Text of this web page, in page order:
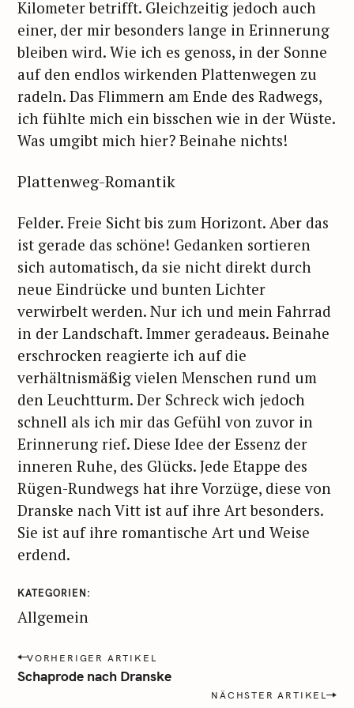
Kilometer betrifft. Gleichzeitig jedoch auch
einer, der mir besonders lange in Erinnerung
bleiben wird. Wie ich es genoss, in der Sonne
auf den endlos wirkenden Plattenwegen zu
radeln. Das Flimmern am Ende des Radwegs,
ich fühlte mich ein bisschen wie in der Wüste.
Was umgibt mich hier? Beinahe nichts!
Plattenweg-Romantik
Felder. Freie Sicht bis zum Horizont. Aber das
ist gerade das schöne! Gedanken sortieren
sich automatisch, da sie nicht direkt durch
neue Eindrücke und bunten Lichter
verwirbelt werden. Nur ich und mein Fahrrad
in der Landschaft. Immer geradeaus. Beinahe
erschrocken reagierte ich auf die
verhältnismäßig vielen Menschen rund um
den Leuchtturm. Der Schreck wich jedoch
schnell als ich mir das Gefühl von zuvor in
Erinnerung rief. Diese Idee der Essenz der
inneren Ruhe, des Glücks. Jede Etappe des
Rügen-Rundwegs hat ihre Vorzüge, diese von
Dranske nach Vitt ist auf ihre Art besonders.
Sie ist auf ihre romantische Art und Weise
erdend.
KATEGORIEN
Allgemein
P
o
VORHERIGER ARTIKEL
Schaprode nach Dranske
NÄCHSTER ARTIKEL